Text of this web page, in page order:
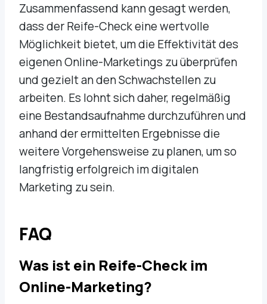
Zusammenfassend kann gesagt werden,
dass der Reife-Check eine wertvolle
Möglichkeit bietet, um die Effektivität des
eigenen Online-Marketings zu überprüfen
und gezielt an den Schwachstellen zu
arbeiten. Es lohnt sich daher, regelmäßig
eine Bestandsaufnahme durchzuführen und
anhand der ermittelten Ergebnisse die
weitere Vorgehensweise zu planen, um so
langfristig erfolgreich im digitalen
Marketing zu sein.
FAQ
Was ist ein Reife-Check im
Online-Marketing?